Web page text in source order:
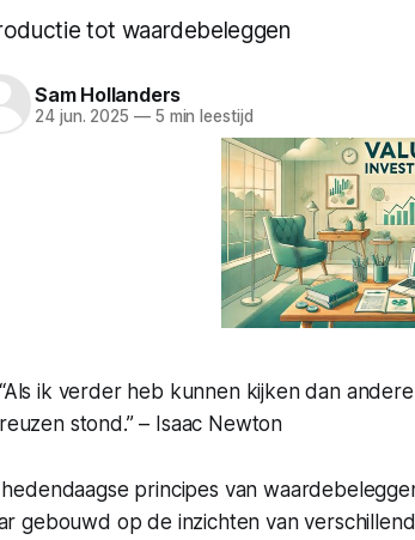
tot waardebeleggen
Sam Hollanders
24 jun. 2025 —5 min leestijd
“Als ik verder heb kunnen kijken dan
reuzen stond.” – Isaac Newton
principes van
gebouwd op de inzichten van